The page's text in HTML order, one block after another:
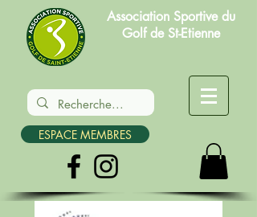
Association Sportive du
Golf de St-Etienne
ESPACE MEMBRES